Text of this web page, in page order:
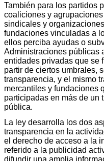
También para los partidos
coaliciones y
sindicales y
fundaciones vinculadas a
ellos perciba ayudas o
Administraciones públicas
entidades privadas que se
partir de ciertos umbrales,
transparencia, y el mismo
mercantiles y fundaciones
participadas en más de un
pública.
La ley desarrolla los dos
transparencia en la
el derecho de acceso a la
referido a la publicidad
difundir una amplia